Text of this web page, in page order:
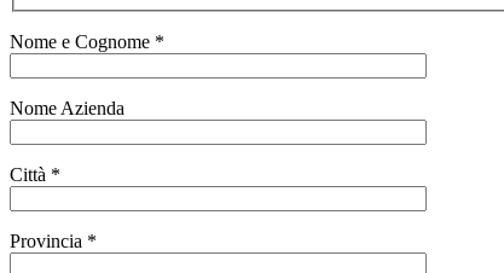
Nome e Cognome *
Nome Azienda
Città *
Provincia *